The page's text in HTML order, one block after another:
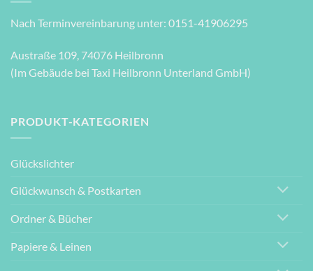
Nach Terminvereinbarung unter: 0151-41906295
Austraße 109, 74076 Heilbronn
(Im Gebäude bei Taxi Heilbronn Unterland GmbH)
PRODUKT-KATEGORIEN
Glückslichter
Glückwunsch & Postkarten
Ordner & Bücher
Papiere & Leinen